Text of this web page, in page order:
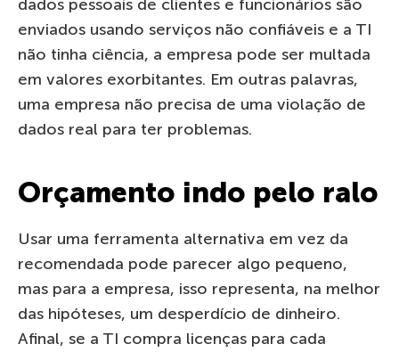
dados pessoais de clientes e funcionários são
enviados usando serviços não confiáveis ​​e a TI
não tinha ciência, a empresa pode ser multada
em valores exorbitantes. Em outras palavras,
uma empresa não precisa de uma violação de
dados real para ter problemas.
Orçamento indo pelo ralo
Usar uma ferramenta alternativa em vez da
recomendada pode parecer algo pequeno,
mas para a empresa, isso representa, na melhor
das hipóteses, um desperdício de dinheiro.
Afinal, se a TI compra licenças para cada